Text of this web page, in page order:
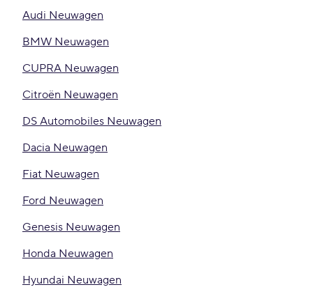
Audi Neuwagen
BMW Neuwagen
CUPRA Neuwagen
Citroën Neuwagen
DS Automobiles Neuwagen
Dacia Neuwagen
Fiat Neuwagen
Ford Neuwagen
Genesis Neuwagen
Honda Neuwagen
Hyundai Neuwagen